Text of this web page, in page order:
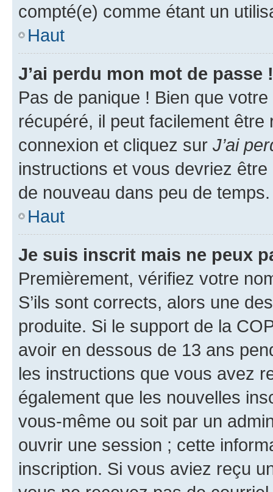
compté(e) comme étant un
Haut
J’ai perdu mon mot de passe !
Pas de panique ! Bien que
récupéré, il peut facilement
connexion et cliquez sur J’ai
instructions et vous devriez
de nouveau dans peu de temps.
Haut
Je suis inscrit mais ne peux
Premièrement, vérifiez votre
S’ils sont corrects, alors une
produite. Si le support de la
avoir en dessous de 13 ans
les instructions que vous avez
également que les nouvelles
vous-même ou soit par un
ouvrir une session ; cette
inscription. Si vous aviez reçu